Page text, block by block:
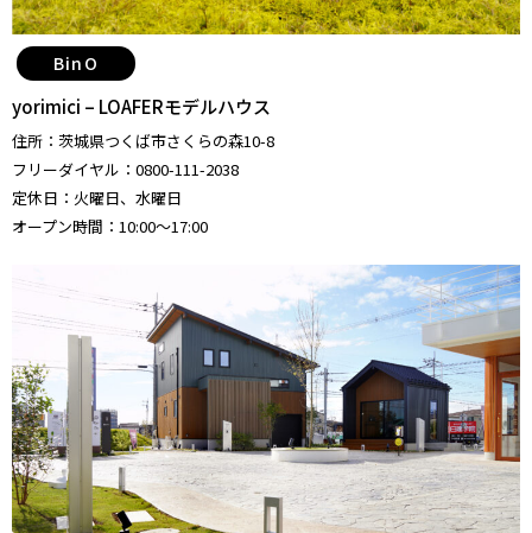
BinO
yorimici – LOAFERモデルハウス
住所：茨城県つくば市さくらの森10-8
フリーダイヤル：0800-111-2038
定休日：火曜日、水曜日
オープン時間：10:00〜17:00